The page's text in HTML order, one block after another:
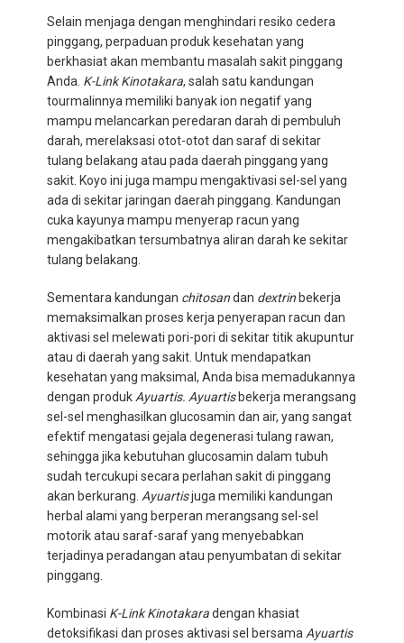
Selain menjaga dengan menghindari resiko cedera
pinggang, perpaduan produk kesehatan yang
berkhasiat akan membantu masalah sakit pinggang
Anda. K-Link Kinotakara, salah satu kandungan
tourmalinnya memiliki banyak ion negatif yang
mampu melancarkan peredaran darah di pembuluh
darah, merelaksasi otot-otot dan saraf di sekitar
tulang belakang atau pada daerah pinggang yang
sakit. Koyo ini juga mampu mengaktivasi sel-sel yang
ada di sekitar jaringan daerah pinggang. Kandungan
cuka kayunya mampu menyerap racun yang
mengakibatkan tersumbatnya aliran darah ke sekitar
tulang belakang.
Sementara kandungan chitosandan dextrin bekerja
memaksimalkan proses kerja penyerapan racun dan
aktivasi sel melewati pori-pori di sekitar titik akupuntur
atau di daerah yang sakit. Untuk mendapatkan
kesehatan yang maksimal, Anda bisa memadukannya
dengan produkAyuartis. Ayuartisbekerja merangsang
sel-sel menghasilkan glucosamin dan air, yang sangat
efektif mengatasi gejala degenerasi tulang rawan,
sehingga jika kebutuhan glucosamin dalam tubuh
sudah tercukupi secara perlahan sakit di pinggang
akan berkurang.Ayuartisjuga memiliki kandungan
herbal alami yang berperan merangsang sel-sel
motorik atau saraf-saraf yang menyebabkan
terjadinya peradangan atau penyumbatan di sekitar
pinggang.
Kombinasi K-Link Kinotakaradengan khasiat
detoksifikasi dan proses aktivasi sel bersamaAyuartis